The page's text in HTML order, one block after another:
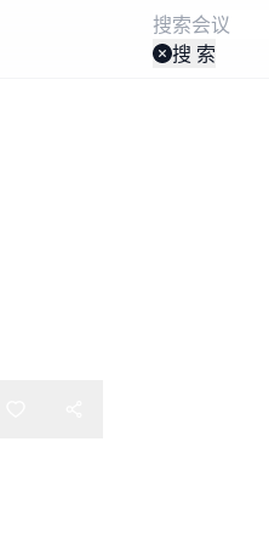
搜 索
圳10月27-28日